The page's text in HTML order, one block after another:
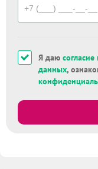
Я даю
данных,